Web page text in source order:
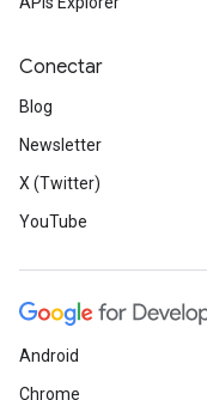
Conectar
Blog
Newsletter
X (Twitter)
YouTube
Android
Chrome